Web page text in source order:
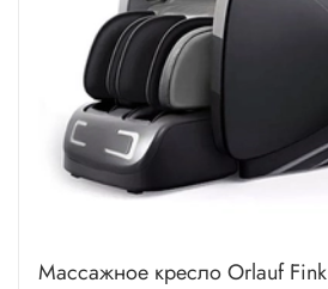
Массажное кресло Orlauf Fink